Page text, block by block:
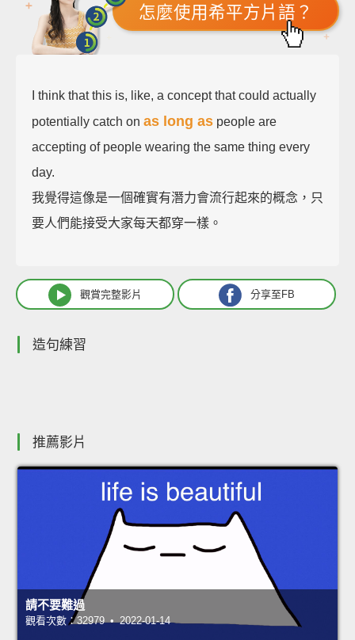
怎麼使用希平方片語？
I think that this is, like, a concept that could actually
potentially catch on as long as people are
accepting of people wearing the same thing every
day.
我覺得這像是一個確實有潛力會流行起來的概念，只
要人們能接受大家每天都穿一樣。
觀賞完整影片 分享至FB
造句練習
推薦影片
請不要難過
觀看次數：32979 • 2022-01-14